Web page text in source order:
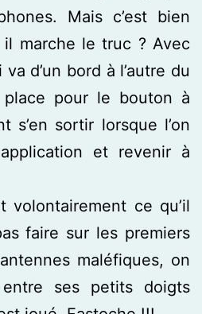
Mais c’est bien
marche le truc ? Avec
d’un bord à l’autre du
pour le bouton à
s’en sortir lorsque l’on
et revenir à
volontairement ce qu’il
faire sur les premiers
maléfiques, on
ses petits doigts